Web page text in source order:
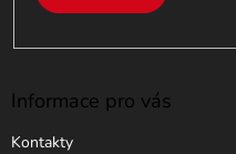
Informace pro vás
Kontakty